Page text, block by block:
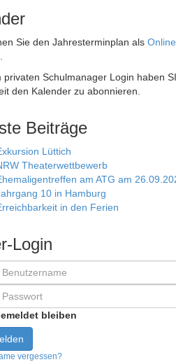
Sie den Jahresterminplan als
privaten Schulmanager Login haben
den Kalender zu abonnieren.
Beiträge
Lüttich
Theaterwettbewerb
am ATG am
10 in Hamburg
in den Ferien
Login
bleiben
vergessen?